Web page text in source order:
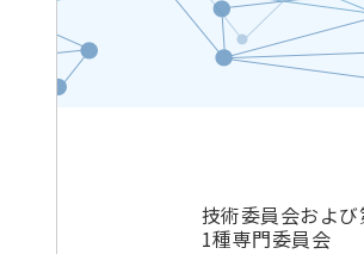
技術委員会および
1種専門委員会